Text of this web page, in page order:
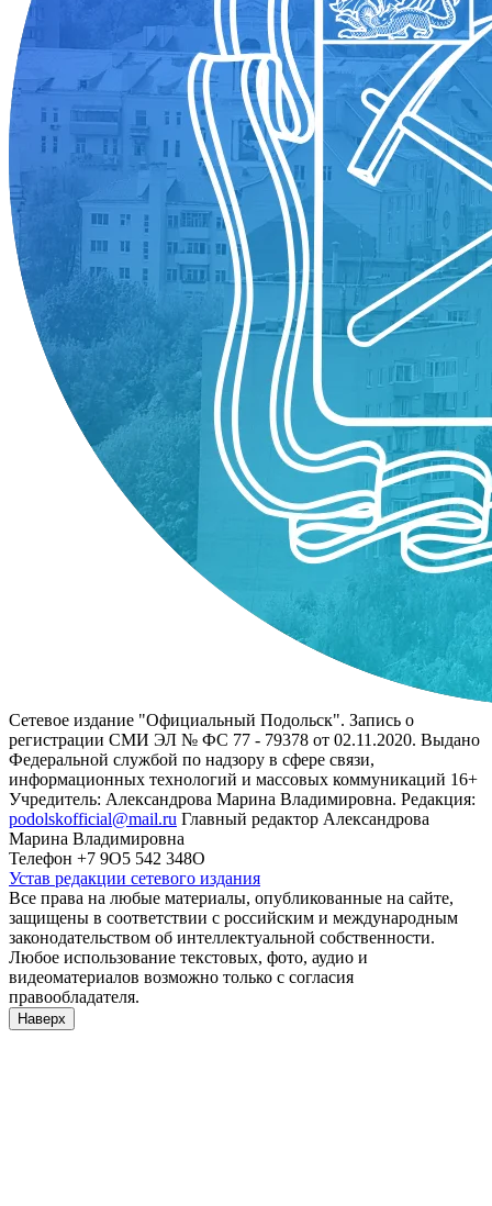
Сетевое издание "Официальный Подольск". Запись о
регистрации СМИ ЭЛ № ФС 77 - 79378 от 02.11.2020. Выдано
Федеральной службой по надзору в сфере связи,
информационных технологий и массовых коммуникаций 16+
Учредитель: Александрова Марина Владимировна. Редакция:
podolskofficial@mail.ru Главный редактор Александрова
Марина Владимировна
Телефон +7 9О5 542 348О
Устав редакции сетевого издания
Все права на любые материалы, опубликованные на сайте,
защищены в соответствии с российским и международным
законодательством об интеллектуальной собственности.
Любое использование текстовых, фото, аудио и
видеоматериалов возможно только с согласия
правообладателя.
Наверх